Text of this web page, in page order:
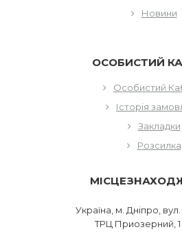
Новини
ОСОБИСТИЙ
Особистий
Історія
Закладки
Розсилка
Україна, м. Дніпро,
ТРЦ Приозерний,